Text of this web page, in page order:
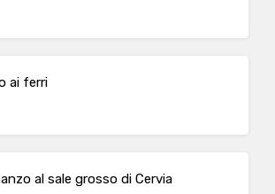
ai ferri
al sale grosso di Cervia